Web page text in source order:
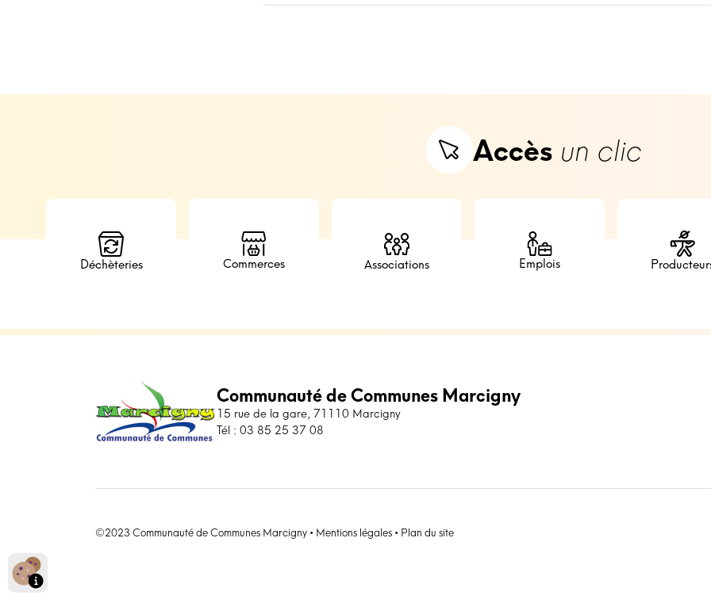
Accès un clic
Déchèteries Commerces Associations Emplois
Communauté de Communes Marcigny
15 rue de la gare, 71110 Marcigny
Tél : 03 85 25 37 08
©2023 Communauté de Communes Marcigny • Mentions légales • Plan du site